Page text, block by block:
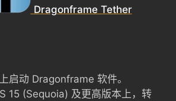
Dragonframe Tether
启动 Dragonframe 软件。
15 (Sequoia) 及更高版本上，转